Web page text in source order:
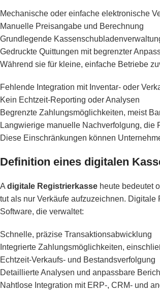
Mechanische oder einfache elektronische
Manuelle Preisangabe und Berechnung
Grundlegende
Gedruckte Quittungen mit begrenzter
Während sie für kleine, einfache Betriebe
Fehlende Integration mit Inventar- oder
Kein Echtzeit-Reporting oder Analysen
Begrenzte Zahlungsmöglichkeiten, meist
Langwierige manuelle Nachverfolgung, die
Diese Einschränkungen können
Definition eines digitalen
A digitale Registrierkasse heute bedeutet
tut als nur Verkäufe aufzuzeichnen.
Software, die verwaltet:
Schnelle, präzise Transaktionsabwicklung
Integrierte Zahlungsmöglichkeiten,
Echtzeit-Verkaufs- und Bestandsverfolgung
Detaillierte Analysen und anpassbare
Nahtlose Integration mit ERP-, CRM- und